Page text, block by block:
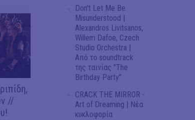
//
Don't Let Me Be
Misunderstood |
Alexandros Livitsanos,
Willem Dafoe, Czech
Studio Orchestra |
Από το soundtrack
της ταινίας "The
Birthday Party"
CRACK THE MIRROR -
Art of Dreaming | Νέα
κυκλοφορία